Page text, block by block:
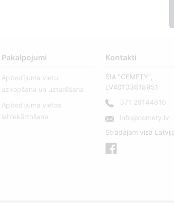
Pakalpojumi
Apbedījuma vietu
uzkopšana un uzturēšana
Apbedījuma vietas
labiekārtošana
Kontakti
SIA "CEMETY",
LV40103618951
371 29144816
info@cemety.lv
Strādājam visā